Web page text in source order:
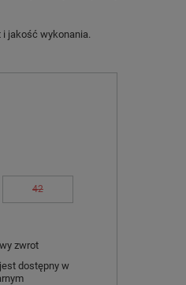
i jakość wykonania.
42
zwrot
dostępny w